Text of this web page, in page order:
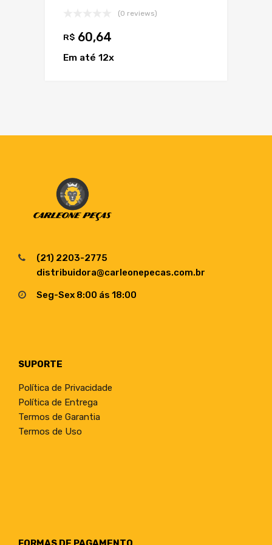
(0 reviews)
R$ 60,64
Em até 12x
(21) 2203-2775
distribuidora@carleonepecas.com.br
Seg-Sex 8:00 ás 18:00
SUPORTE
Política de Privacidade
Política de Entrega
Termos de Garantia
Termos de Uso